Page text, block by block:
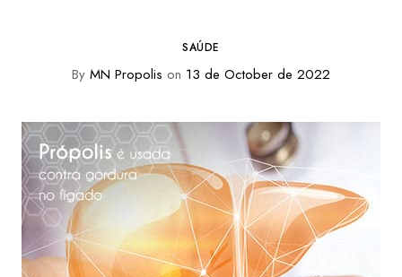
SAÚDE
By MN Propolis on 13 de October de 2022